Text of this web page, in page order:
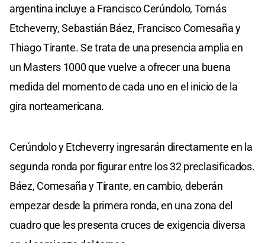
argentina incluye a Francisco Cerúndolo, Tomás
Etcheverry, Sebastián Báez, Francisco Comesaña y
Thiago Tirante. Se trata de una presencia amplia en
un Masters 1000 que vuelve a ofrecer una buena
medida del momento de cada uno en el inicio de la
gira norteamericana.
Cerúndolo y Etcheverry ingresarán directamente en la
segunda ronda por figurar entre los 32 preclasificados.
Báez, Comesaña y Tirante, en cambio, deberán
empezar desde la primera ronda, en una zona del
cuadro que les presenta cruces de exigencia diversa